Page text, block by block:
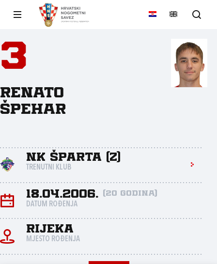
3
Renato
Špehar
NK Šparta (Z)
TRENUTNI KLUB
18.04.2006. (20 godina)
DATUM ROĐENJA
Rijeka
MJESTO ROĐENJA